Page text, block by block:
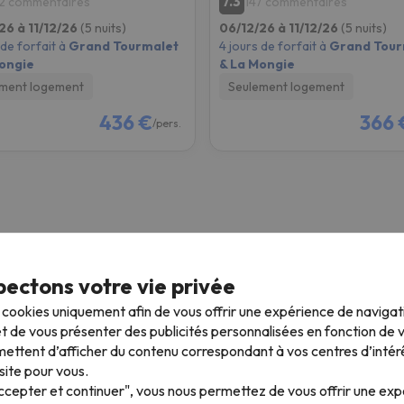
à 11/12/26 (5 nuits)
forfait à Grand Tourmalet
logement
436 €/pers.
06/12/26 à 11/12/26 (5 nuits)
4 jours de forfait à Grand
& La Mongie
Seulement logement
366
2 nuits + 2 jours de forfait de ski
À partir de
139 €
Séjour au Ski Pâques
votre vie privée
cookies uniquement afin de vous offrir une expérience de
de vous présenter des publicités personnalisées en fonction de
d’afficher du contenu correspondant à vos centres
pour vous.
et continuer", vous nous permettez de vous offrir une